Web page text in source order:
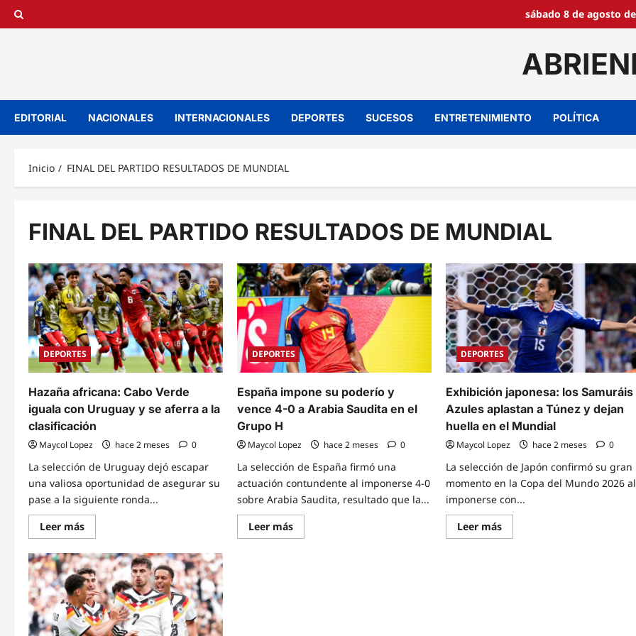
Saltar
sábado 8 de agosto
EDITORIAL NACIONALES INTERNACIONALES DEPORTES SUCESOS ENTRETENIMIENTO POLÍTICA
Inicio FINAL DEL PARTIDO RESULTADOS DE MUNDIAL
FINAL DEL PARTIDO RESULTADOS DE MUNDIAL
DEPORTES
Hazaña africana: Cabo Verde
iguala con Uruguay y se aferra a la
clasificación
Maycol Lopez hace 2 meses 0
La selección de Uruguay dejó escapar
una valiosa oportunidad de asegurar su
pase a la siguiente ronda...
Leer másRead
more
Hazaña
africana:
Cabo
Verde
iguala
con
Uruguay
y
DEPORTES
España impone su poderío y
vence 4-0 a Arabia Saudita en el
Grupo H
Maycol Lopez hace 2 meses 0
La selección de España firmó una
actuación contundente al imponerse 4-0
sobre Arabia Saudita, resultado que la...
Leer másRead
more
DEPORTES
Exhibición japonesa: los Samuráis
Azules aplastan a Túnez y dejan
huella en el Mundial
Maycol Lopez hace 2 meses 0
La selección de Japón confirmó su gran
momento en la Copa del Mundo 2026 al
imponerse con...
Leer másRead
more